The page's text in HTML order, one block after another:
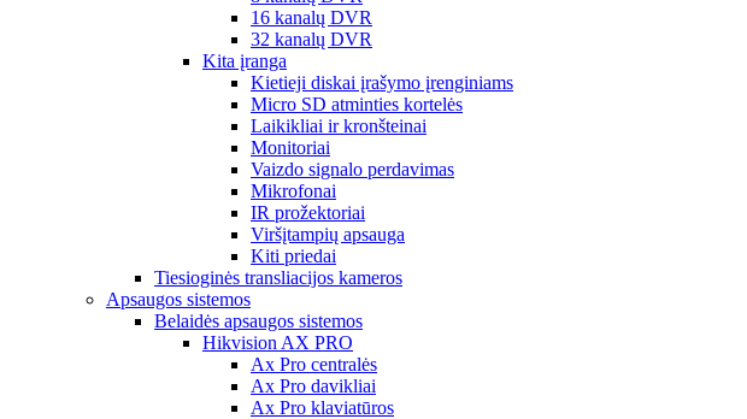
16 kanalų DVR
32 kanalų DVR
Kita įranga
Kietieji diskai įrašymo įrenginiams
Micro SD atminties kortelės
Laikikliai ir kronšteinai
Monitoriai
Vaizdo signalo perdavimas
Mikrofonai
IR prožektoriai
Viršįtampių apsauga
Kiti priedai
Tiesioginės transliacijos kameros
Apsaugos sistemos
Belaidės apsaugos sistemos
Hikvision AX PRO
Ax Pro centralės
Ax Pro davikliai
Ax Pro klaviatūros